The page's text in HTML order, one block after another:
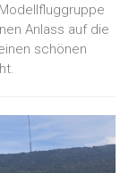
Anlass auf die
schönen